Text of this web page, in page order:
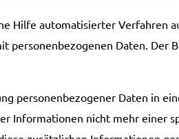
Hilfe automatisierter Verfahren
personenbezogenen Daten. Der
personenbezogener Daten in
Informationen nicht mehr einer